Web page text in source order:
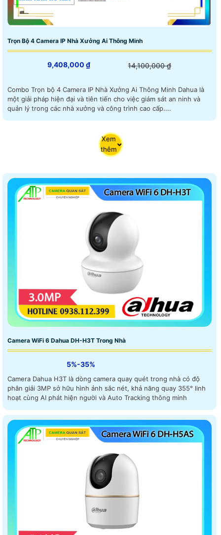
Trọn Bộ 4 Camera IP Nhà Xưởng Ai Thông Minh
9,408,000 ₫ 14,100,000 ₫
Combo Trọn bộ 4 Camera IP Nhà Xưởng Ai Thông Minh Dahua là
một giải pháp hiện đại và tiên tiến cho việc giám sát an ninh và
quản lý trong các nhà xưởng và công trình cao cấp....
Xem
thêm
Camera WiFi 6 Dahua DH-H3T Trong Nhà
5%-35%
Camera Dahua H3T là dòng camera quay quét trong nhà có độ
phân giải 3MP sở hữu hình ảnh sắc nét, khả năng quay 355° linh
hoạt cùng AI phát hiện người và Auto Tracking thông minh